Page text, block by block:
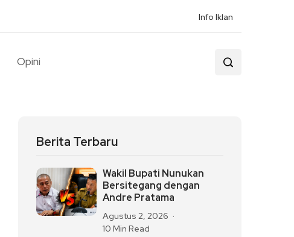
Info Iklan
Opini
Berita Terbaru
Wakil Bupati Nunukan
Bersitegang dengan
Andre Pratama
Agustus 2, 2026
10 Min Read